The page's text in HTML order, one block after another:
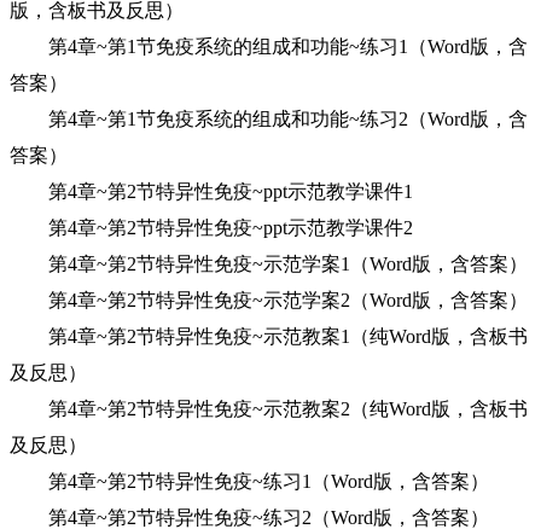
版，含板书及反思）
第4章~第1节免疫系统的组成和功能~练习1（Word版，含
答案）
第4章~第1节免疫系统的组成和功能~练习2（Word版，含
答案）
第4章~第2节特异性免疫~ppt示范教学课件1
第4章~第2节特异性免疫~ppt示范教学课件2
第4章~第2节特异性免疫~示范学案1（Word版，含答案）
第4章~第2节特异性免疫~示范学案2（Word版，含答案）
第4章~第2节特异性免疫~示范教案1（纯Word版，含板书
及反思）
第4章~第2节特异性免疫~示范教案2（纯Word版，含板书
及反思）
第4章~第2节特异性免疫~练习1（Word版，含答案）
第4章~第2节特异性免疫~练习2（Word版，含答案）